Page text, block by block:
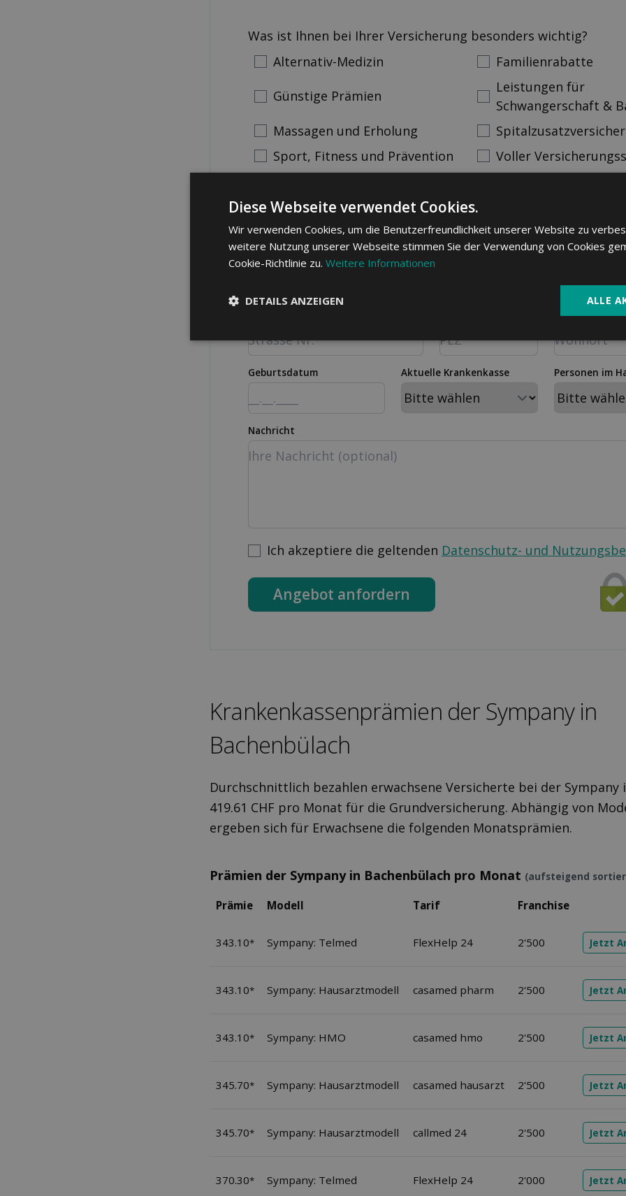
Was ist Ihnen bei Ihrer Versicherung besonders wichtig?
Alternativ-Medizin
Familienrabatte
Günstige Prämien
Leistungen für
Schwangerschaft &
Massagen und Erholung
Sport, Fitness und Prävention
Voller
Frau Mann
Telefonnummer
Wohnort
Geburtsdatum Aktuelle Krankenkasse Personen im
Nachricht
Ich akzeptiere die geltenden Datenschutz- und
Angebot anfordern
Kranken­kassen­prämien der Sympany in
Bachenbülach
Durchschnittlich bezahlen erwachsene Versicherte bei der Sympany
419.61 CHF pro Monat für die Grundversicherung. Abhängig von
ergeben sich für Erwachsene die folgenden Monatsprämien.
Prämien der Sympany in Bachenbülach pro Monat (aufsteigend
Prämie Modell Tarif Franchise
343.10* Sympany: Telmed FlexHelp 24 2'500 Jetzt
343.10* Sympany: Hausarztmodell casamed pharm 2'500 Jetzt
343.10* Sympany: HMO casamed hmo 2'500 Jetzt
345.70* Sympany: Hausarztmodell casamed hausarzt 2'500 Jetzt
345.70* Sympany: Hausarztmodell callmed 24 2'500 Jetzt
370.30* Sympany: Telmed FlexHelp 24 2'000 Jetzt
Diese Webseite verwendet Cookies.
Wir verwenden Cookies, um die Benutzerfreundlichkeit unserer Website zu
weitere Nutzung unserer Webseite stimmen Sie der Verwendung von Cookies
Cookie-Richtlinie zu. Weitere Informationen
ALLE
DETAILS ANZEIGEN